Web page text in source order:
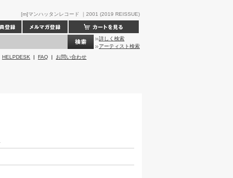
[m]マンハッタンレコード ｜2001 (2019 REISSUE)
詳しく検索
アーティスト検索
HELPDESK | FAQ | お問い合わせ